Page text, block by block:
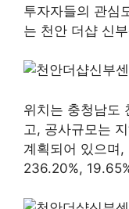
투자자들의 관심
는 천안 더샵 신
위치는 충청남도
고, 공사규모는
계획되어 있으며
236.20%,